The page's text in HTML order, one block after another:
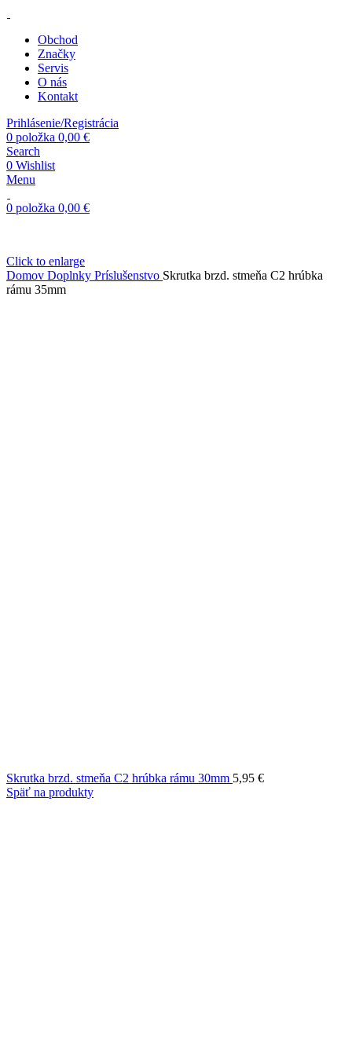
Obchod
Značky
Servis
O nás
Kontakt
Prihlásenie/Registrácia
0 položka 0,00 €
Search
0 Wishlist
Menu
0 položka 0,00 €
Click to enlarge
Domov Doplnky Príslušenstvo Skrutka brzd. stmeňa C2 hrúbka
rámu 35mm
Skrutka brzd. stmeňa C2 hrúbka rámu 30mm 5,95 €
Späť na produkty